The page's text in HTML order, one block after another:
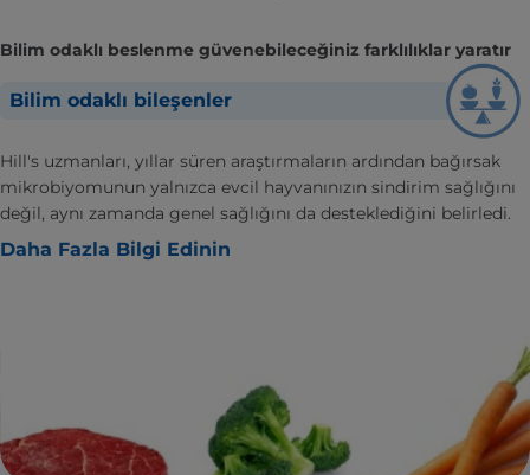
Bilim odaklı beslenme güvenebileceğiniz farklılıklar yaratır
Bilim odaklı bileşenler
Hill's uzmanları, yıllar süren araştırmaların ardından bağırsak
mikrobiyomunun yalnızca evcil hayvanınızın sindirim sağlığını
değil, aynı zamanda genel sağlığını da desteklediğini belirledi.
Daha Fazla Bilgi Edinin